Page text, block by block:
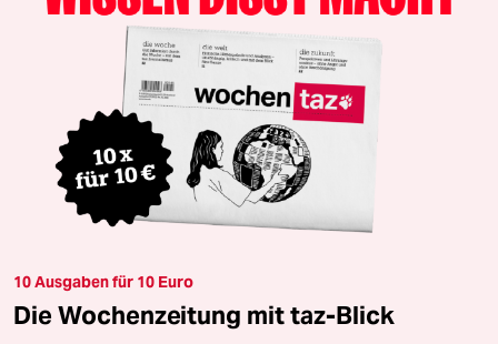
10 Ausgaben für 10 Euro
Die Wochenzeitung mit taz-Blick